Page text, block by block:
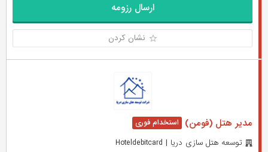
ارسال رزومه
نشان کردن
مدیر هتل (فومن)
توسعه هتل سازی دریا | Hoteldebitcard